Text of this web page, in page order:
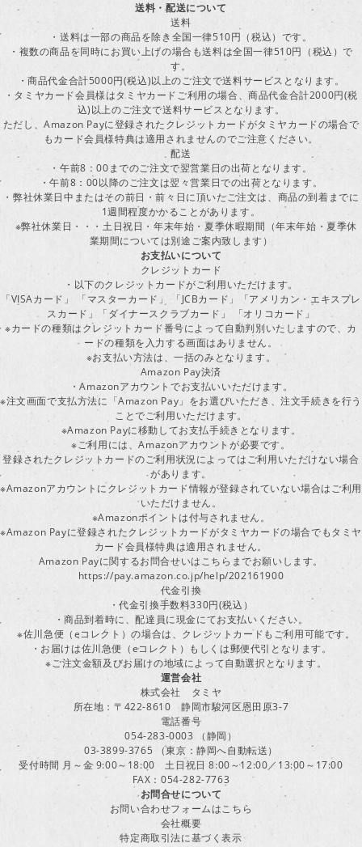
送料・配送について
送料
・送料は一部の商品を除き全国一律510円（税込）です。
・複数の商品を同時にお買い上げの場合も送料は全国一律510円（税込）で
す。
・商品代金合計5000円(税込)以上のご注文で送料サービスとなります。
・タミヤカード会員様はタミヤカードご利用の場合、商品代金合計2000円(税
込)以上のご注文で送料サービスとなります。
ただし、Amazon Payに登録されたクレジットカードがタミヤカードの場合で
もカード会員様特典は適用されませんのでご注意ください。
配送
・午前8：00までのご注文で翌営業日の出荷となります。
・午前8：00以降のご注文は翌々営業日での出荷となります。
・弊社休業日中またはその前日・前々日に頂いたご注文は、商品の到着までに
1週間程度かかることがあります。
※弊社休業日・・・土日祝日・年末年始・夏季休暇期間（年末年始・夏季休
業期間については別途ご案内致します）
お支払いについて
クレジットカード
・以下のクレジットカードがご利用いただけます。
「VISAカード」 「マスターカード」 「JCBカード」「アメリカン・エキスプレ
スカード」「ダイナースクラブカード」 「オリコカード」
※カードの種類はクレジットカード番号によって自動判別いたしますので、カ
ードの種類を入力する画面はありません。
※お支払い方法は、一括のみとなります。
Amazon Pay決済
・Amazonアカウントでお支払いいただけます。
※注文画面で支払方法に「Amazon Pay」をお選びいただき、注文手続きを行う
ことでご利用いただけます。
※Amazon Payに移動してお支払手続きとなります。
※ご利用には、Amazonアカウントが必要です。
登録されたクレジットカードのご利用状況によってはご利用いただけない場合
があります。
※Amazonアカウントにクレジットカード情報が登録されていない場合はご利用
いただけません。
※Amazonポイントは付与されません。
※Amazon Payに登録されたクレジットカードがタミヤカードの場合でもタミヤ
カード会員様特典は適用されません。
Amazon Payに関するお問合せいはこちらまでお願いします。
https://pay.amazon.co.jp/help/202161900
代金引換
・代金引換手数料330円(税込）
・商品到着時に、配達員に現金にてお支払いください。
※佐川急便（eコレクト）の場合は、クレジットカードもご利用可能です。
・お届けは佐川急便（eコレクト）もしくは郵便代引となります。
※ご注文金額及びお届けの地域によって自動選択となります。
運営会社
株式会社 タミヤ
所在地：〒422-8610 静岡市駿河区恩田原3-7
電話番号
054-283-0003 （静岡）
03-3899-3765 （東京：静岡へ自動転送）
受付時間 月～金 9:00～18:00 土日祝日 8:00～12:00／13:00～17:00
FAX：054-282-7763
お問合せについて
お問い合わせフォームはこちら
会社概要
特定商取引法に基づく表示